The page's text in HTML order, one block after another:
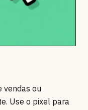
vendas ou
Use o pixel para